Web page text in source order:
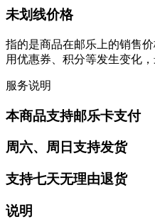
未划线价格
指的是商品在邮乐上的销售
用优惠券、积分等发生变化
服务说明
本商品支持邮乐卡支付
周六、周日支持发货
支持七天无理由退货
说明